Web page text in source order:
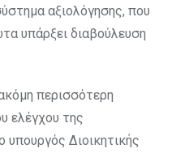
αξιολόγησης, που
υπάρξει διαβούλευση
περισσότερη
ελέγχου της
Διοικητικής